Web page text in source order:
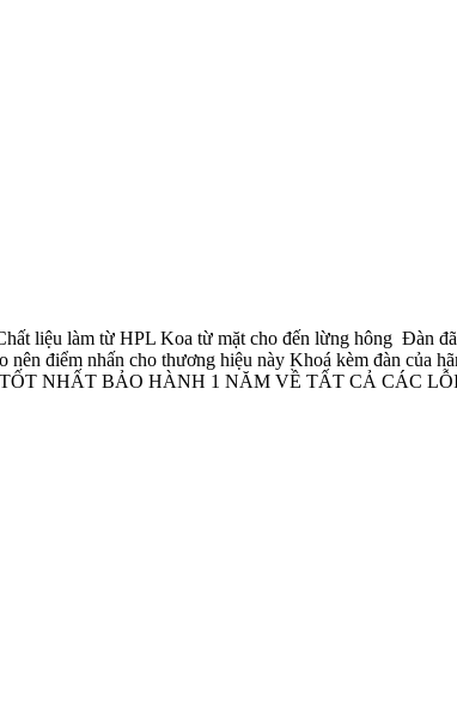
liệu làm từ HPL Koa từ mặt cho đến lừng hông Đàn
nên điểm nhấn cho thương hiệu này Khoá kèm đàn của
NHẤT BẢO HÀNH 1 NĂM VỀ TẤT CẢ CÁC LỖI